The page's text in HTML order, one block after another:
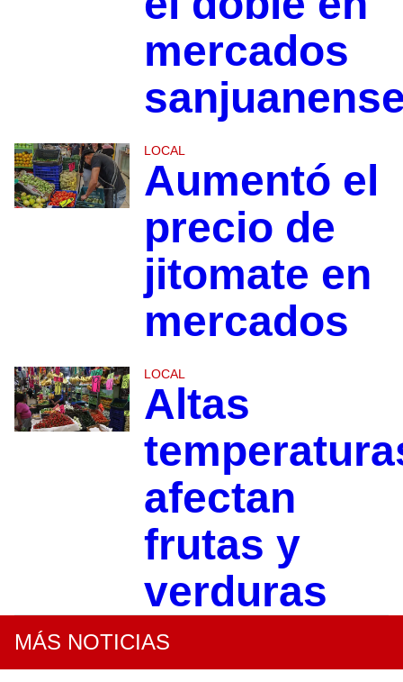
mercados
LOCAL
Aumentó el
precio de
jitomate en
mercados
LOCAL
Altas
afectan
frutas y
verduras
MÁS NOTICIAS